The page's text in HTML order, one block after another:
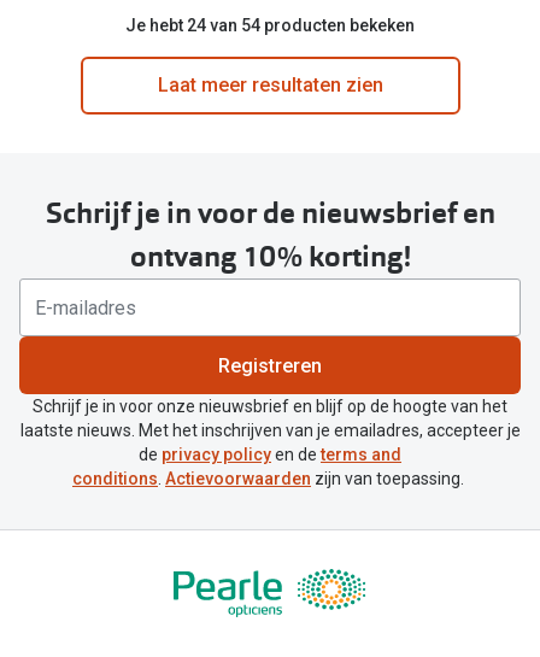
Je hebt 24 van 54 producten bekeken
Laat meer resultaten zien
Schrijf je in voor de nieuwsbrief en
ontvang 10% korting!
Registreren
Schrijf je in voor onze nieuwsbrief en blijf op de hoogte van het
laatste nieuws. Met het inschrijven van je emailadres, accepteer je
de privacy policyen determs and
conditions. Actievoorwaarden zijn van toepassing.